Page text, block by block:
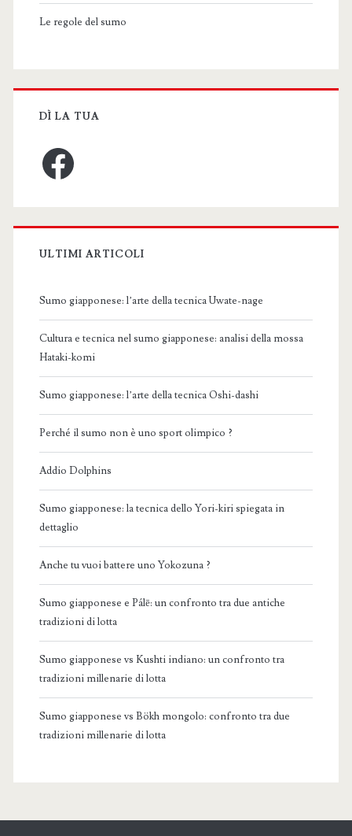
Le regole del sumo
DÌ LA TUA
Facebook
ULTIMI ARTICOLI
Sumo giapponese: l’arte della tecnica Uwate-nage
Cultura e tecnica nel sumo giapponese: analisi della mossa
Hataki-komi
Sumo giapponese: l’arte della tecnica Oshi-dashi
Perché il sumo non è uno sport olimpico ?
Addio Dolphins
Sumo giapponese: la tecnica dello Yori-kiri spiegata in
dettaglio
Anche tu vuoi battere uno Yokozuna ?
Sumo giapponese e Pálē: un confronto tra due antiche
tradizioni di lotta
Sumo giapponese vs Kushti indiano: un confronto tra
tradizioni millenarie di lotta
Sumo giapponese vs Bökh mongolo: confronto tra due
tradizioni millenarie di lotta